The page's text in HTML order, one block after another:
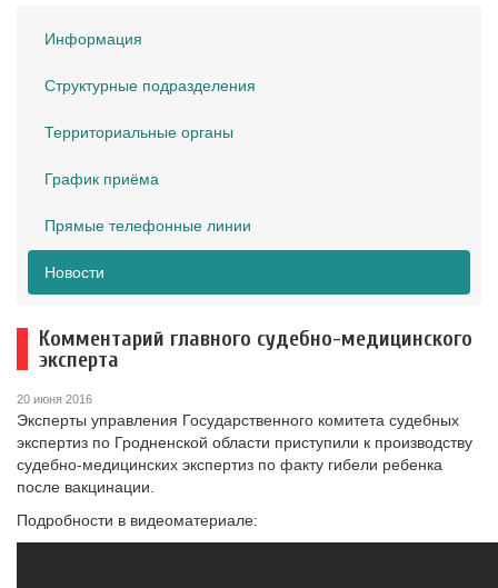
Информация
Структурные подразделения
Территориальные органы
График приёма
Прямые телефонные линии
Новости
Комментарий главного судебно-медицинского
эксперта
20 июня 2016
Эксперты управления Государственного комитета судебных
экспертиз по Гродненской области приступили к производству
судебно-медицинских экспертиз по факту гибели ребенка
после вакцинации.
Подробности в видеоматериале: